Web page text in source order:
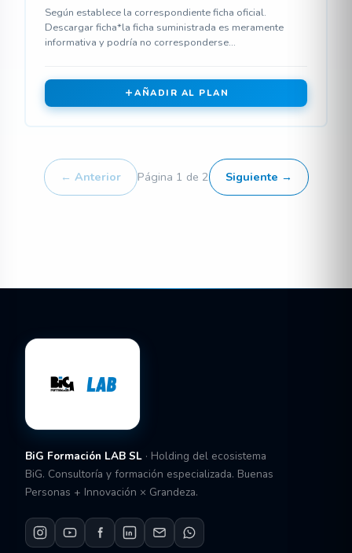
Según establece la correspondiente ficha oficial.
Descargar ficha*la ficha suministrada es meramente
informativa y podría no corresponderse...
AÑADIR AL PLAN
← Anterior Página 1 de 2 Siguiente →
BiG Formación LAB SL · Holding del ecosistema
BiG. Consultoría y formación especializada. Buenas
Personas + Innovación × Grandeza.